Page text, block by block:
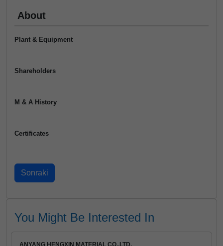
About
Plant & Equipment
Shareholders
M & A History
Certificates
You Might Be Interested In
ANYANG HENGXIN MATERIAL CO.,LTD.